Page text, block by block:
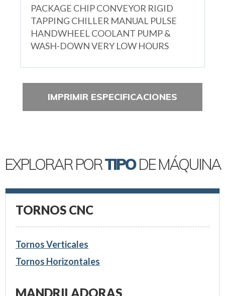
PACKAGE CHIP CONVEYOR RIGID
TAPPING CHILLER MANUAL PULSE
HANDWHEEL COOLANT PUMP &
WASH-DOWN VERY LOW HOURS
IMPRIMIR ESPECIFICACIONES
EXPLORAR PORTIPODE MÁQUINA
TORNOS CNC
Tornos Verticales
Tornos Horizontales
MANDRILADORAS